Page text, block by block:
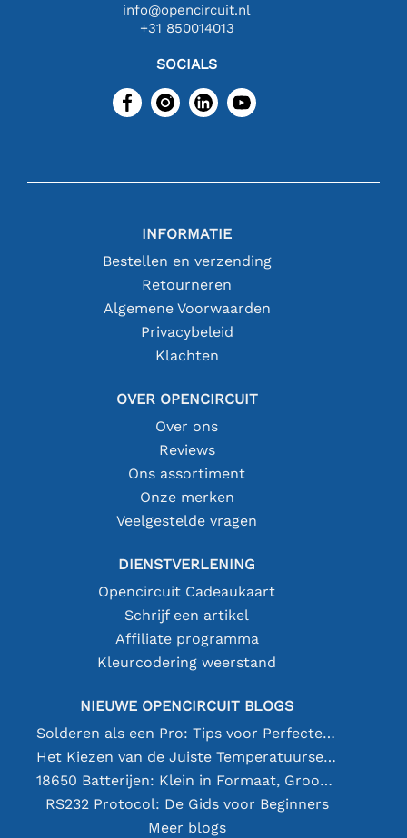
info@opencircuit.nl
+31 850014013
SOCIALS
INFORMATIE
Bestellen en verzending
Retourneren
Algemene Voorwaarden
Privacybeleid
Klachten
OVER OPENCIRCUIT
Over ons
Reviews
Ons assortiment
Onze merken
Veelgestelde vragen
DIENSTVERLENING
Opencircuit Cadeaukaart
Schrijf een artikel
Affiliate programma
Kleurcodering weerstand
NIEUWE OPENCIRCUIT BLOGS
Solderen als een Pro: Tips voor Perfecte Elektronische Verbindingen
Het Kiezen van de Juiste Temperatuursensor [youtube]
18650 Batterijen: Klein in Formaat, Groot in Prestatie
RS232 Protocol: De Gids voor Beginners
Meer blogs